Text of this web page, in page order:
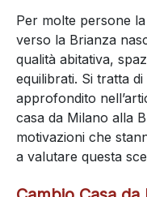
Per questo motivo la
qualità del contesto
rappresentano
sulle scelte di
di mantenere
In quest’ottica,
di Monza